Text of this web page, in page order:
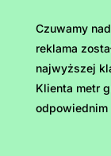
Czuwamy
reklama
najwyższej
Klienta metr
odpowiednim